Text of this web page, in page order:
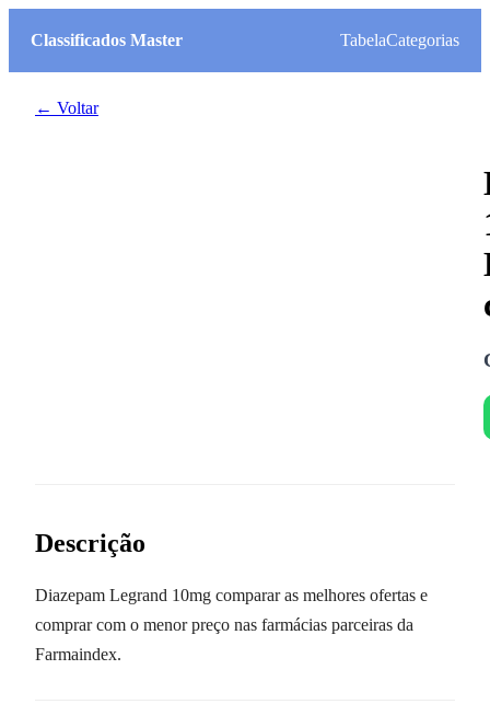
Classificados Master TabelaCategorias
← Voltar
Descrição
Diazepam Legrand 10mg comparar as melhores ofertas e
comprar com o menor preço nas farmácias parceiras da
Farmaindex.